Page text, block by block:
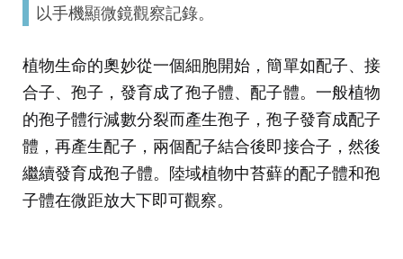
以手機顯微鏡觀察記錄。
植物生命的奧妙從一個細胞開始，簡單如配子、接
合子、孢子，發育成了孢子體、配子體。一般植物
的孢子體行減數分裂而產生孢子，孢子發育成配子
體，再產生配子，兩個配子結合後即接合子，然後
繼續發育成孢子體。陸域植物中苔蘚的配子體和孢
子體在微距放大下即可觀察。